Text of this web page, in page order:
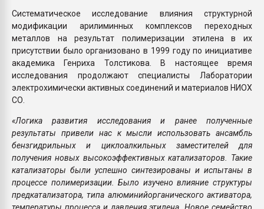
Систематическое исследование влияния структурной
модификации арилиминных комплексов переходных
металлов на результат полимеризации этилена в их
присутствии было организовано в 1999 году по инициативе
академика Генриха Толстикова. В настоящее время
исследования продолжают специалисты Лаборатории
электрохимически активных соединений и материалов НИОХ
СО.
«Логика развития исследования и ранее полученные
результаты привели нас к мысли использовать ансамбль
бензгидрильных и циклоалкильных заместителей для
получения новых высокоэффективных катализаторов. Такие
катализаторы были успешно синтезированы и испытаны в
процессе полимеризации. Было изучено влияние структуры
предкатализатора, типа алюминийорганического активатора,
температуры процесса и давления этилена. Новое семейство